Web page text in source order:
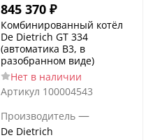
845 370 ₽
Комбинированный котёл
De Dietrich GT 334
(автоматика B3, в
разобранном виде)
Нет в наличии
Артикул 100004543
Производитель —
De Dietrich